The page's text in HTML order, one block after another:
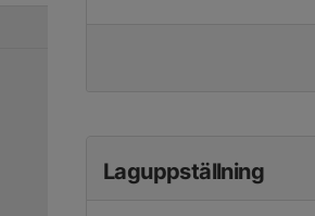
Laguppställning